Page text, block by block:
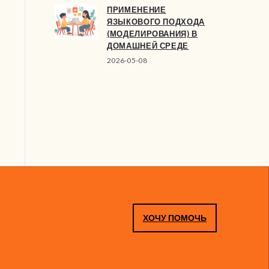
ПРИМЕНЕНИЕ
ЯЗЫКОВОГО ПОДХОДА
(МОДЕЛИРОВАНИЯ) В
ДОМАШНЕЙ СРЕДЕ
2026-05-08
ХОЧУ ПОМОЧЬ